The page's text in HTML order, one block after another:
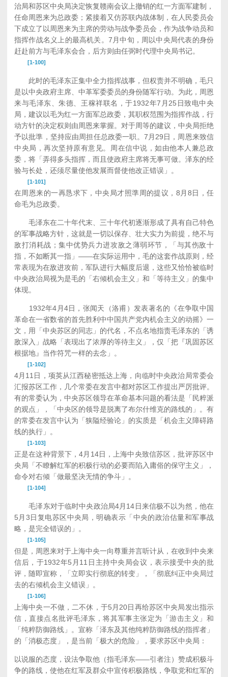
治局和苏区中央局决定恢复赣南会议上撤销的红一方面军建制，
任命周恩来为总政委；紧接着又仿苏联内战体制，在人民委员会
下成立了以周恩来为主席的劳动与战争委员会，作为战争动员和
指挥作战名义上的最高机关。7月中旬，周以中央局代表的身份
赶赴前方与毛泽东会合，后方则由任弼时代理中央局书记。
[1-100]
此时的毛泽东正集中全力指挥战事，但权责并不明确，毛只
是以中央政府主席、中革军委委员的身份随军行动。为此，周恩
来与毛泽东、朱德、王稼祥联名，于1932年7月25日致电中央
局，建议以毛为红一方面军总政委，其职权范围为指挥作战，行
动方针的决定权则由周恩来掌握。对于周等的建议，中央局拒绝
予以批準，坚持应由周担任总政委一职。7月29日，周恩来致信
中央局，再次坚持原有意见。周在信中说，如由他本人兼总政
委，将「弄得多头指挥，而且使政府主席将无事可做。泽东的经
验与长处，还须尽量使他发展而督使他改正错误」。
[1-101]
在周恩来的一再恳求下，中央局才照準周的提议，8月8日，任
命毛为总政委。
毛泽东在二十年代末、三十年代初逐渐形成了具有自己特色
的军事战略方针，这就是一切以保存、壮大实力为前提，绝不与
敌打消耗战；集中优势兵力进攻敌之薄弱环节，「与其伤敌十
指，不如断其一指」——在实际运用中，毛的这套作战原则，经
常表现为在敌进攻前，军队进行大幅度后退，这些又恰恰被临时
中央政治局视为是毛的「右倾机会主义」和「等待主义」的集中
体现。
1932年4月4日，张闻天（洛甫）发表著名的《在争取中国
革命在一省数省的首先胜利中中国共产党内机会主义的动摇》一
文，用「中央苏区的同志」的代名，不点名地指责毛泽东的「诱
敌深入」战略「表现出了浓厚的等待主义」，仅「把『巩固苏区
根据地』当作符咒一样的去念」。
[1-102]
4月11日，项英从江西秘密抵达上海，向临时中央政治局常委会
汇报苏区工作，几个常委在发言中都对苏区工作提出严厉批评。
有的常委认为，中央苏区领导在革命基本问题的看法是「民粹派
的观点」，「中央区的领导是脱离了布尔什维克的路线的」。有
的常委在发言中认为「狭隘经验论」的实质是「机会主义障碍路
线的执行」。
[1-103]
正是在这种背景下，4月14日，上海中央致信苏区，批评苏区中
央局「不瞭解红军的积极行动的必要而陷入庸俗的保守主义」，
命令对右倾「做最坚决无情的争斗」。
[1-104]
毛泽东对于临时中央政治局4月14日来信极不以为然，他在
5月3日复电苏区中央局，明确表示「中央的政治估量和军事战
略，是完全错误的」。
[1-105]
但是，周恩来对于上海中央一向尊重并言听计从，在收到中央来
信后，于1932年5月11日主持中央局会议，表示接受中央的批
评，随即宣称，「立即实行彻底的转变」，「彻底纠正中央局过
去的右倾机会主义错误」。
[1-106]
上海中央一不做，二不休，于5月20日再给苏区中央局发出指示
信，直接点名批评毛泽东，将其军事主张定为「游击主义」和
「纯粹防御路线」。宣称「泽东及其他纯粹防御路线的指挥者」
的「消极态度」，是当前「极大的危险」，要求苏区中央局：
以说服的态度，设法争取他（指毛泽东——引者注）赞成积极斗
争的路线，使他在红军及群众中宣传积极路线，争取党和红军的